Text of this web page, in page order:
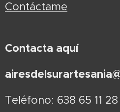
Contáctame
Contacta aquí
Teléfono: 638 65 11 28